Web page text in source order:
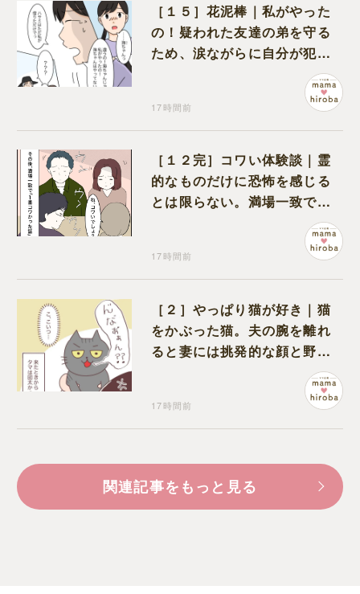
［１５］花泥棒｜私がやった
の！疑われた友達の弟を守る
ため、涙ながらに自分が犯人
17時間前
［１２完］コワい体験談｜霊
的なものだけに恐怖を感じる
とは限らない。満場一致でコ
ワいと認定された意外な体験
17時間前
［２］やっぱり猫が好き｜猫
をかぶった猫。夫の腕を離れ
ると妻には挑発的な顔と野太
17時間前
関連記事をもっと見る